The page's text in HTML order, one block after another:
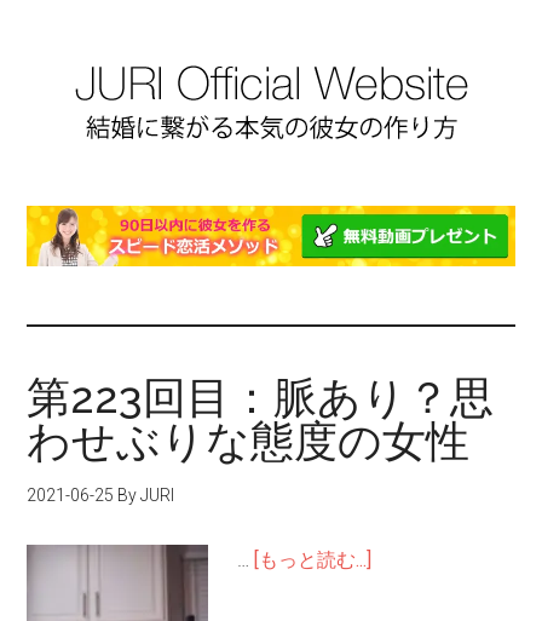
第223回目：脈あり？思
わせぶりな態度の女性
2021-06-25 By JURI
… [もっと読む...]